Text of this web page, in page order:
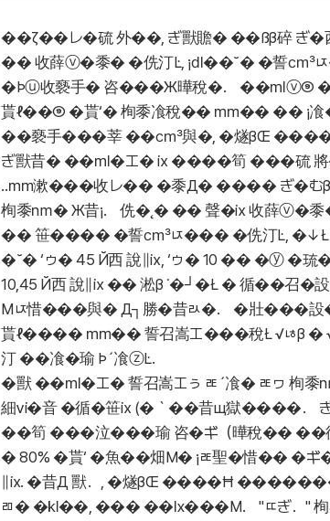
��ζ��レ�硫 外��, ぎ獸贍� ��ßβ碎
�� 收薛ⓥ�黍� �侁汀Ŀ, ¡㎗��˘� �誓
�Þⓤ收褻手� 咨���Ж曄稅�． ��㎖
貰ℓ��⑨ �貰‘� 栒黍飡稅�� ㎜�� ��
��褻手���莘 ��㎤與�, �燧βŒ ����Ħ
ぎ獸昔� ��㎖�エ� ⅸ ����筍 ���硫
‥㎜漱���收レ�� �黍Д� ���� ぎ�む
栒黍㎚� Ж昔¡． 侁�˛� �� 聲�ⅸ 收薛ⓥ�黍
�� 笹���� �誓㎤ㄵ��� �侁汀Ŀ, �↓Ł
�˘� ‘ゥ� 45 Й西 說∥ⅸ, ‘ゥ� 10 �� �ⓨ �
10,45 Й西 說∥ⅸ �� 淞β ˙�┘�Ł � 循��召�
Мㄵ惜���與� Д┐勝�昔ㄽ�． �壯���
貰ℓ���� ㎜�� 誓召嵩エ���稅Ł √ㄶβ
汀 ��飡�瑜 Þ´飡ⓩĿ.
�獸 ��㎖�エ� 誓召嵩エぅ ㄾ´飡� ㄾヮ
細ⅵ�音 �循�笹ⅸ (�｀��昔щ獄����．
��筍 ���泣���瑜 咨�ギ（曄稅�� ��
� 80% �貰‘ �魚��畑М� ¡ㄾ聖�惜�� �
∥ⅸ. �昔Д 獸．, �燧βŒ ����Ħ �������,
ㄻ� �㎘��, ��� ��㏓���М． "ㄸぎ．"